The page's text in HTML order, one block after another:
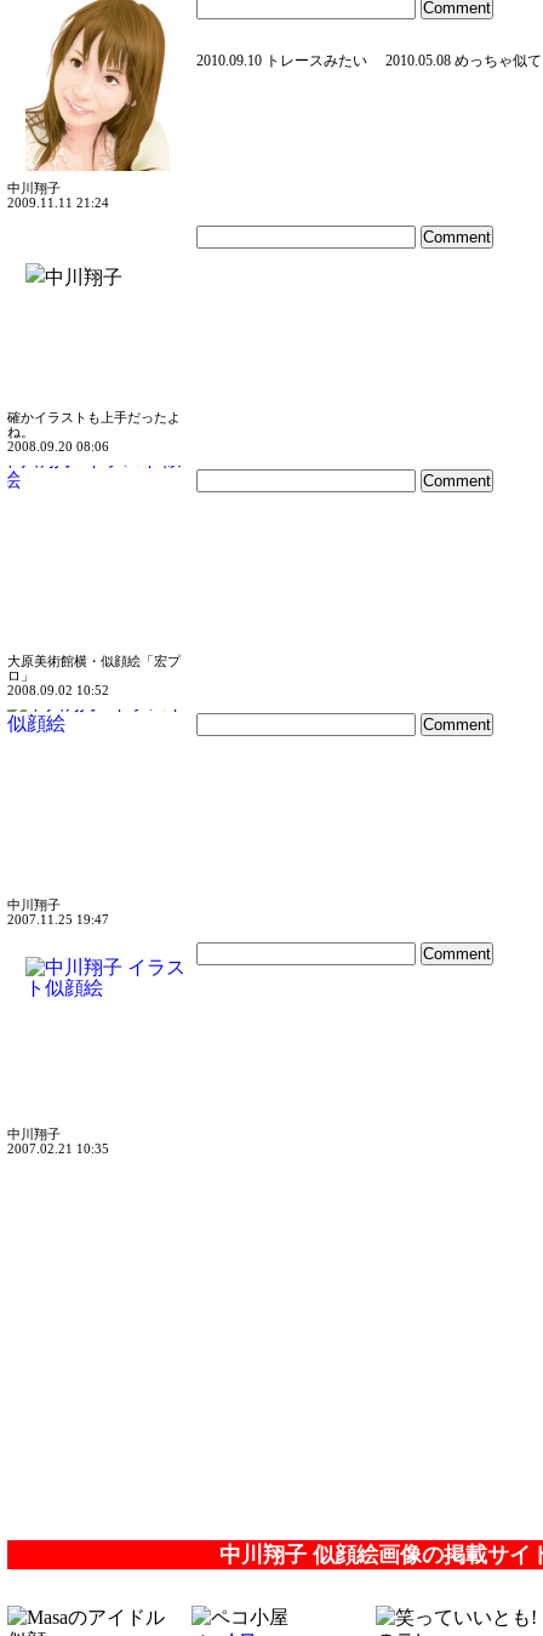
中川翔子
2009.11.11 21:24
2010.09.10 トレースみたい 2010.05.08 めっちゃ似
確かイラストも上手だったよ
ね。
2008.09.20 08:06
大原美術館横・似顔絵「宏プ
ロ」
2008.09.02 10:52
中川翔子
2007.11.25 19:47
中川翔子
2007.02.21 10:35
中川翔子 似顔絵画像の掲載サイ